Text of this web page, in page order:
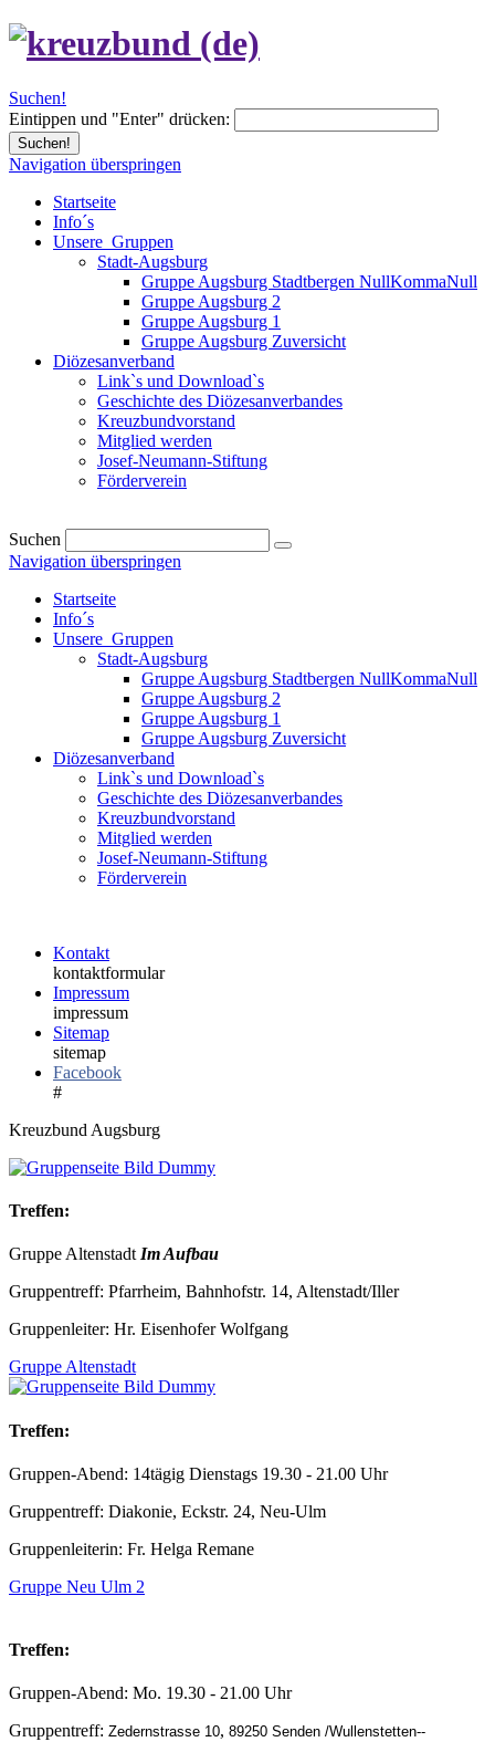
Suchen!
Eintippen und "Enter" drücken:
Suchen!
Navigation überspringen
Startseite
Info´s
Unsere_Gruppen
Stadt-Augsburg
Gruppe Augsburg Stadtbergen NullKommaNull
Gruppe Augsburg 2
Gruppe Augsburg 1
Gruppe Augsburg Zuversicht
Diözesanverband
Link`s und Download`s
Geschichte des Diözesanverbandes
Kreuzbundvorstand
Mitglied werden
Josef-Neumann-Stiftung
Förderverein
Suchen
Navigation überspringen
Startseite
Info´s
Unsere_Gruppen
Stadt-Augsburg
Gruppe Augsburg Stadtbergen NullKommaNull
Gruppe Augsburg 2
Gruppe Augsburg 1
Gruppe Augsburg Zuversicht
Diözesanverband
Link`s und Download`s
Geschichte des Diözesanverbandes
Kreuzbundvorstand
Mitglied werden
Josef-Neumann-Stiftung
Förderverein
Kontakt
kontaktformular
Impressum
impressum
Sitemap
sitemap
Facebook
#
Kreuzbund Augsburg
Treffen:
Gruppe AltenstadtIm Aufbau
Gruppentreff: Pfarrheim, Bahnhofstr. 14, Altenstadt/Iller
Gruppenleiter: Hr. Eisenhofer Wolfgang
Gruppe Altenstadt
Treffen:
Gruppen-Abend: 14tägig Dienstags 19.30 - 21.00 Uhr
Gruppentreff: Diakonie, Eckstr. 24, Neu-Ulm
Gruppenleiterin: Fr. Helga Remane
Gruppe Neu Ulm 2
Treffen:
Gruppen-Abend: Mo. 19.30 - 21.00 Uhr
Gruppentreff: Zedernstrasse 10, 89250 Senden /Wullenstetten--